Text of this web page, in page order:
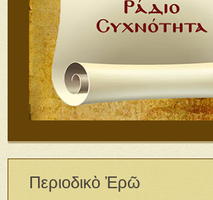
Περιοδικὸ Ἐρῶ